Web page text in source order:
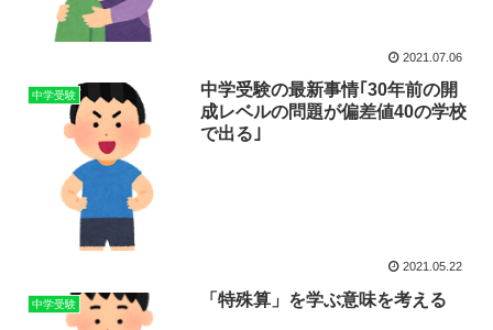
2021.07.06
中学受験
中学受験の最新事情｢30年前の開
成レベルの問題が偏差値40の学校
で出る｣
2021.05.22
中学受験 「特殊算」を学ぶ意味を考える